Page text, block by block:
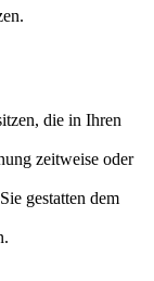
die in Ihren
zeitweise oder
gestatten dem